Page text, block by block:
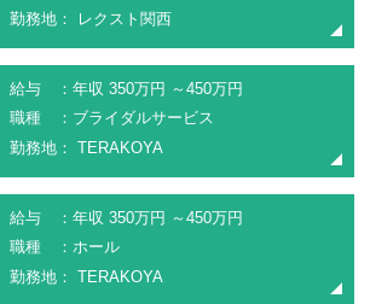
勤務地： レクスト関西
給与 ：年収 350万円 ～450万円
職種 ：ブライダルサービス
勤務地： TERAKOYA
給与 ：年収 350万円 ～450万円
職種 ：ホール
勤務地： TERAKOYA